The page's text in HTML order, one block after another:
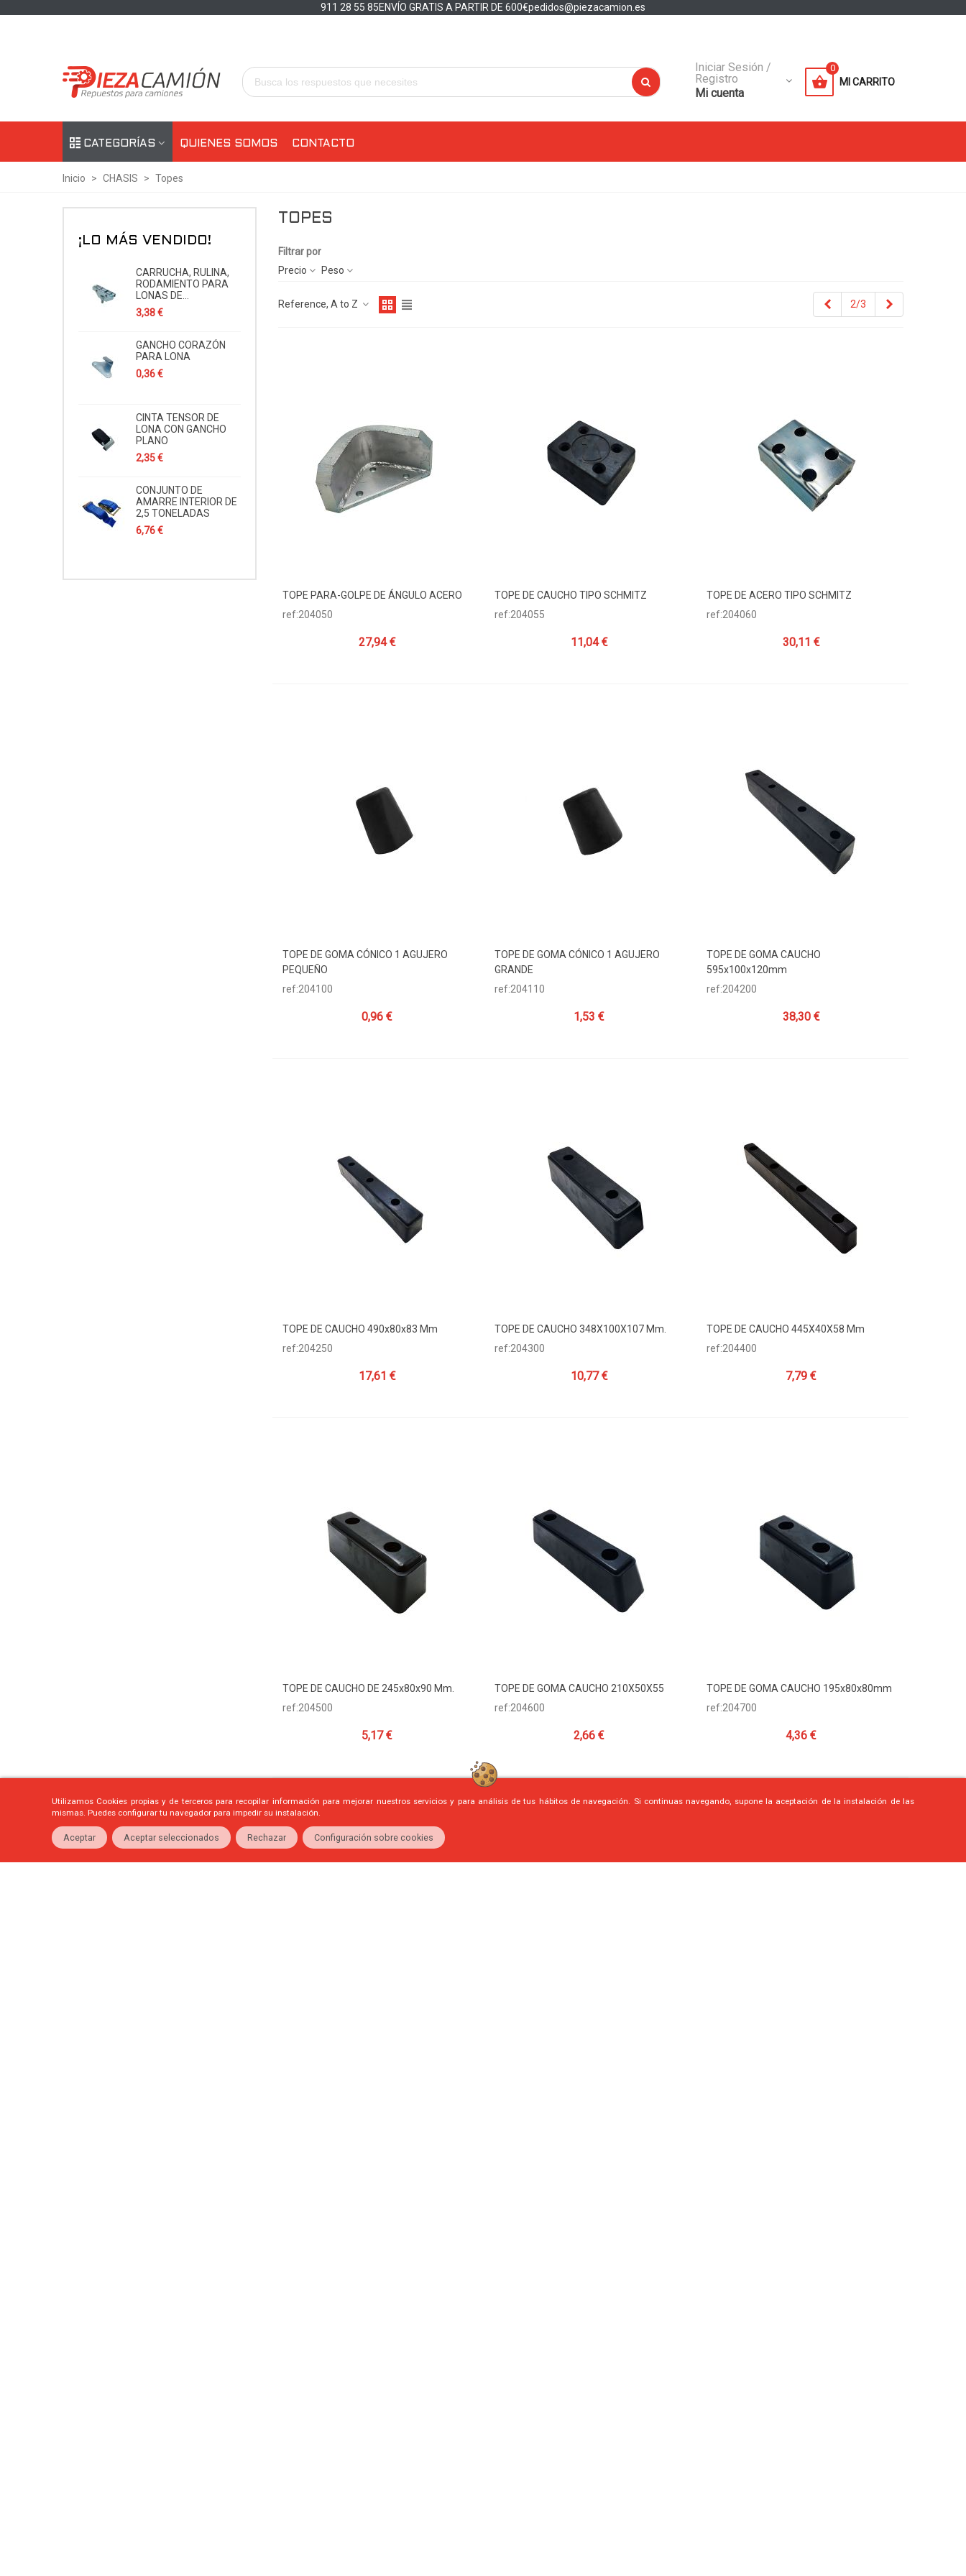
Utilizamos Cookies propias y de terceros para recopilar información para mejorar nuestros servicios y para análisis de tus hábitos de navegación. Si continuas navegando, supone la aceptación de la instalación de las
mismas. Puedes configurar tu navegador para impedir su instalación.
Aceptar Aceptar seleccionados Rechazar Configuración sobre cookies
911 28 55 85ENVÍO GRATIS A PARTIR DE 600€pedidos@piezacamion.es
Iniciar Sesión /
Registro
Mi cuenta
0
MI CARRITO
CATEGORÍAS QUIENES SOMOS CONTACTO
Inicio > CHASIS > Topes
¡LO MÁS VENDIDO!
CARRUCHA, RULINA,
RODAMIENTO PARA
LONAS DE...
3,38 €
GANCHO CORAZÓN
PARA LONA
0,36 €
CINTA TENSOR DE
LONA CON GANCHO
PLANO
2,35 €
CONJUNTO DE
AMARRE INTERIOR DE
2,5 TONELADAS
6,76 €
TOPES
Filtrar por
Precio
Peso
Reference, A to Z Anterior
2/3
Añadir Al Carrito
TOPE PARA-GOLPE DE ÁNGULO ACERO
ref:204050
27,94 €
Añadir Al Carrito
TOPE DE CAUCHO TIPO SCHMITZ
ref:204055
11,04 €
Añadir Al Carrito
TOPE DE ACERO TIPO SCHMITZ
ref:204060
30,11 €
Añadir Al Carrito
TOPE DE GOMA CÓNICO 1 AGUJERO
PEQUEÑO
ref:204100
0,96 €
Añadir Al Carrito
TOPE DE GOMA CÓNICO 1 AGUJERO
GRANDE
ref:204110
1,53 €
Añadir Al Carrito
TOPE DE GOMA CAUCHO
595x100x120mm
ref:204200
38,30 €
Añadir Al Carrito
TOPE DE CAUCHO 490x80x83 Mm
ref:204250
17,61 €
Añadir Al Carrito
TOPE DE CAUCHO 348X100X107 Mm.
ref:204300
10,77 €
Añadir Al Carrito
TOPE DE CAUCHO 445X40X58 Mm
ref:204400
7,79 €
Añadir Al Carrito
TOPE DE CAUCHO DE 245x80x90 Mm.
ref:204500
5,17 €
Añadir Al Carrito
TOPE DE GOMA CAUCHO 210X50X55
ref:204600
2,66 €
Añadir Al Carrito
TOPE DE GOMA CAUCHO 195x80x80mm
ref:204700
4,36 €